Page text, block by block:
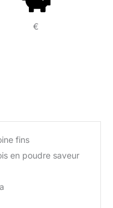
€
fins
en poudre saveur